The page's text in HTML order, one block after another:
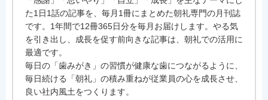
た1日1話の記事を、毎月1冊にまとめた朝礼専門の月刊誌
です。1年間で12冊365日分を毎月お届けします。やる気
を引き出し、成長を促す前向きな記事は、朝礼での活用に
最適です。
毎日の「歯みがき」の習慣が健康な歯につながるように、
毎日続ける「朝礼」の積み重ねが従業員の心を成長させ、
良い社内風土をつくります。